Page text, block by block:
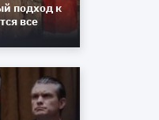
подход к
все